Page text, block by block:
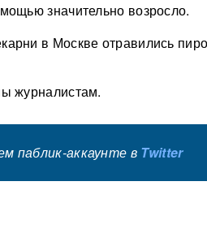
значительно возросло.
в Москве отравились
журналистам.
паблик-аккаунте в Twitter